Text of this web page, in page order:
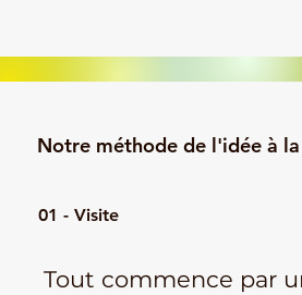
Notre méthode de l'idée à
Tout commence par
01 - Visite